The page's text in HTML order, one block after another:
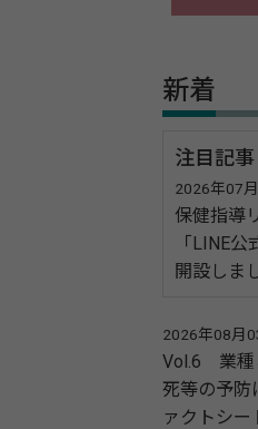
新着
注目記事
2026年07
保健指導
「LINE
開設しま
2026年08月
Vol.6 業種
死等の予防
ァクトシー